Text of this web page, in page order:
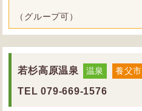
（グループ可）
若杉高原温泉 温泉 養父市
TEL 079-669-1576